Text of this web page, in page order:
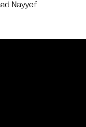
Nayyef